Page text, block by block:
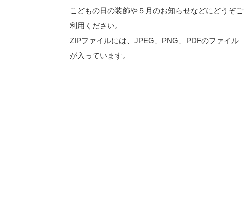
こどもの日の装飾や５月のお知らせなどにどうぞご
利用ください。
ZIPファイルには、JPEG、PNG、PDFのファイル
が入っています。